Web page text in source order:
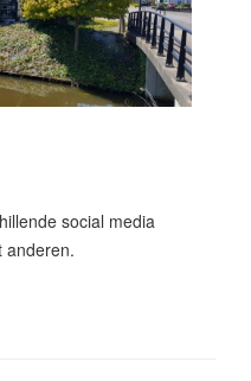
social media
anderen.